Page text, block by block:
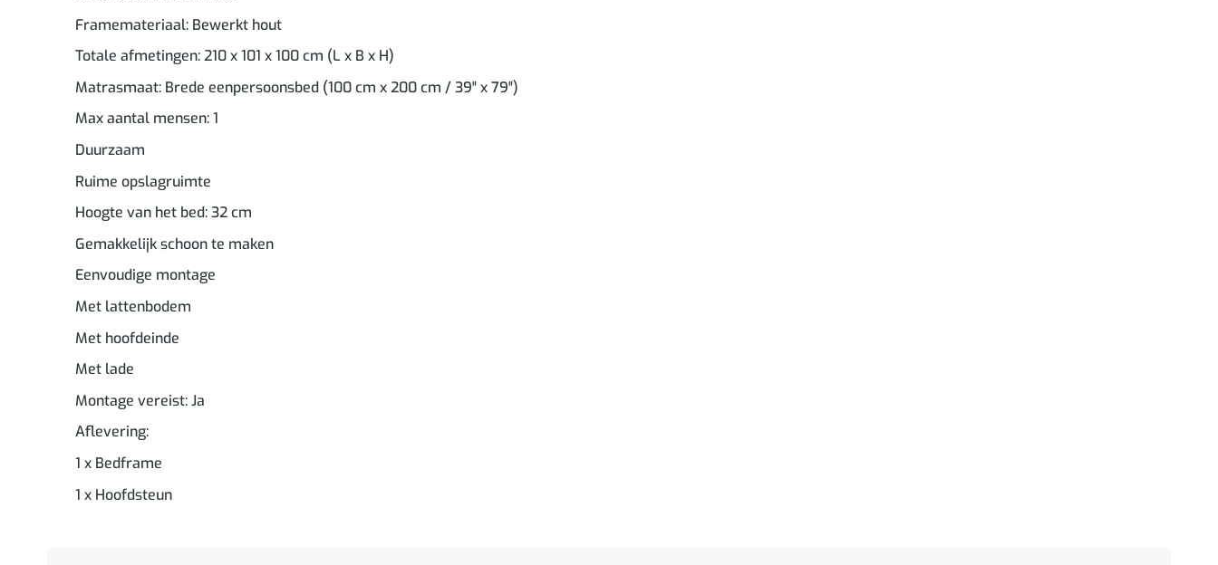
Framemateriaal: Bewerkt hout
Totale afmetingen: 210 x 101 x 100 cm (L x B x H)
Matrasmaat: Brede eenpersoonsbed (100 cm x 200 cm / 39″ x 79″)
Max aantal mensen: 1
Duurzaam
Ruime opslagruimte
Hoogte van het bed: 32 cm
Gemakkelijk schoon te maken
Eenvoudige montage
Met lattenbodem
Met hoofdeinde
Met lade
Montage vereist: Ja
Aflevering:
1 x Bedframe
1 x Hoofdsteun